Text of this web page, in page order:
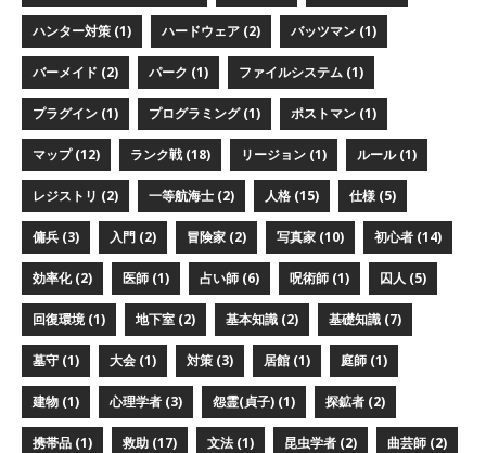
ハンター対策 (1) ハードウェア (2) バッツマン (1)
バーメイド (2) パーク (1) ファイルシステム (1)
プラグイン (1) プログラミング (1) ポストマン (1)
マップ (12) ランク戦 (18) リージョン (1) ルール (1)
レジストリ (2) 一等航海士 (2) 人格 (15) 仕様 (5)
傭兵 (3) 入門 (2) 冒険家 (2) 写真家 (10) 初心者 (14)
効率化 (2) 医師 (1) 占い師 (6) 呪術師 (1) 囚人 (5)
回復環境 (1) 地下室 (2) 基本知識 (2) 基礎知識 (7)
墓守 (1) 大会 (1) 対策 (3) 居館 (1) 庭師 (1)
建物 (1) 心理学者 (3) 怨霊(貞子) (1) 探鉱者 (2)
携帯品 (1) 救助 (17) 文法 (1) 昆虫学者 (2) 曲芸師 (2)